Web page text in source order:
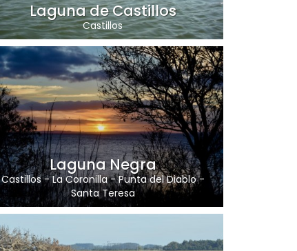
Laguna de Castillos
Castillos
Laguna Negra
Castillos-La Coronilla-Punta del Diablo-
Santa Teresa